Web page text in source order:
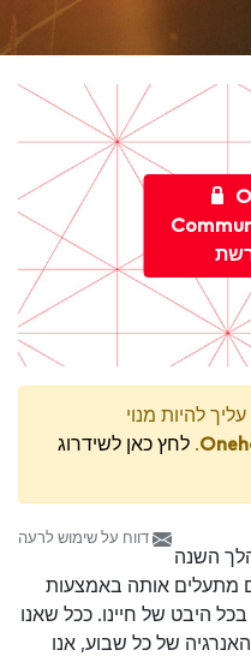
להיות מנוי
. לחץ כאן לשידרוג
דווח על שימוש לרעה
השנה
מתעלים אותה באמצעות
בכל היבט של חיינו. ככל שאנו
של כל שבוע, אנו